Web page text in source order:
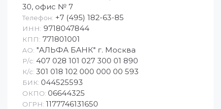
30, офис № 7
Телефон: +7 (495) 182-63-85
ИНН: 9718047844
КПП: 771801001
АО: "АЛЬФА БАНК" г. Москва
Р/с: 407 028 101 027 300 01 890
К/с: 301 018 102 000 000 00 593
БИК: 044525593
ОКПО: 06644325
ОГРН: 1177746131650